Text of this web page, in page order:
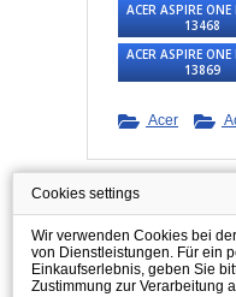
ACER ASPIRE
13468
ACER ASPIRE
13869
Acer
Information
Über Shopping
Versand
Cookies settings
Wir verwenden Cookies bei
von Dienstleistungen. Für ein
Einkaufserlebnis, geben Sie
Zustimmung zur Verarbeitung